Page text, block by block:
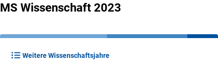
MS Wissenschaft 2023
Weitere Wissenschaftsjahre